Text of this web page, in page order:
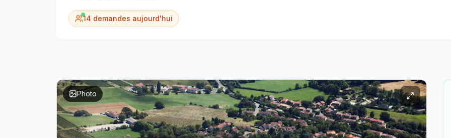
14 demandes aujourd'hui
Photo